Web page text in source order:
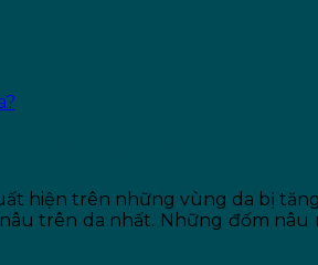
Đốm Nâu Trên Da
hiện trên những vùng da bị
trên da nhất. Những đốm nâu